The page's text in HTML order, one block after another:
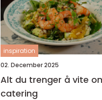
inspiration
02. December 2025
Alt du trenger å vite
catering